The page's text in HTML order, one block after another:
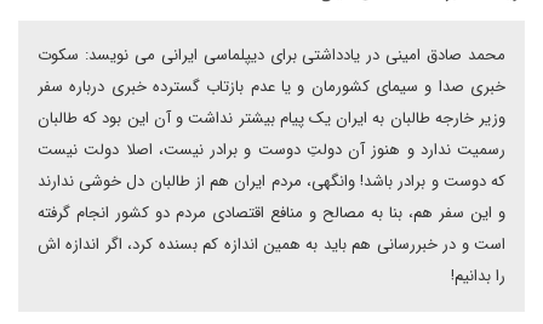
محمد صادق امینی در یادداشتی برای دیپلماسی ایرانی می نویسد: سکوت
خبری صدا و سیمای کشورمان و یا عدم بازتاب گسترده خبری درباره سفر
وزیر خارجه طالبان به ایران یک پیام بیشتر نداشت و آن این بود که طالبان
رسمیت ندارد و هنوز آن دولتِ دوست و برادر نیست، اصلا دولت نیست
که دوست و برادر باشد! وانگهی، مردم ایران هم از طالبان دل خوشی ندارند
و این سفر هم، بنا به مصالح و منافع اقتصادی مردم دو کشور انجام گرفته
است و در خبررسانی هم باید به همین اندازه کم بسنده کرد، اگر اندازه اش
را بدانیم!